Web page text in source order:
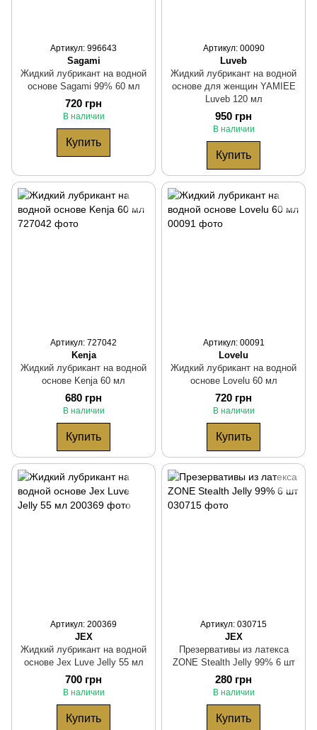
Артикул: 996643
Sagami
Жидкий лубрикант на водной
основе Sagami 99% 60 мл
720 грн
В наличии
Купить
Артикул: 00090
Luveb
Жидкий лубрикант на водной
основе для женщин YAMIEE
Luveb 120 мл
950 грн
В наличии
Купить
Артикул: 727042
Kenja
Жидкий лубрикант на водной
основе Kenja 60 мл
680 грн
В наличии
Купить
Артикул: 00091
Lovelu
Жидкий лубрикант на водной
основе Lovelu 60 мл
720 грн
В наличии
Купить
Артикул: 200369
JEX
Жидкий лубрикант на водной
основе Jex Luve Jelly 55 мл
700 грн
В наличии
Купить
Артикул: 030715
JEX
Презервативы из латекса
ZONE Stealth Jelly 99% 6 шт
280 грн
В наличии
Купить